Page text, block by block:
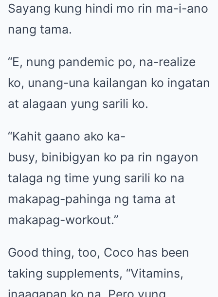
Sayang kung hindi mo rin ma-i-ano
nang tama.
“E, nung pandemic po, na-realize
ko, unang-una kailangan ko ingatan
at alagaan yung sarili ko.
“Kahit gaano ako ka-
busy, binibigyan ko pa rin ngayon
talaga ng time yung sarili ko na
makapag-pahinga ng tama at
makapag-workout.”
Good thing, too, Coco has been
taking supplements, “Vitamins,
inaagapan ko na. Pero yung